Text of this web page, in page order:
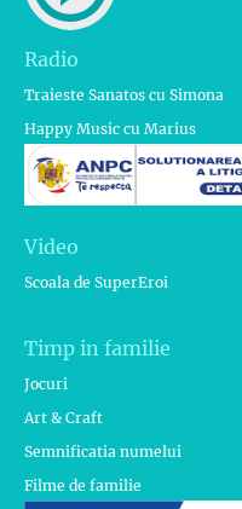
Radio
Traieste Sanatos cu Simona
Happy Music cu Marius
Video
Scoala de SuperEroi
Timp in familie
Jocuri
Art & Craft
Semnificatia numelui
Filme de familie